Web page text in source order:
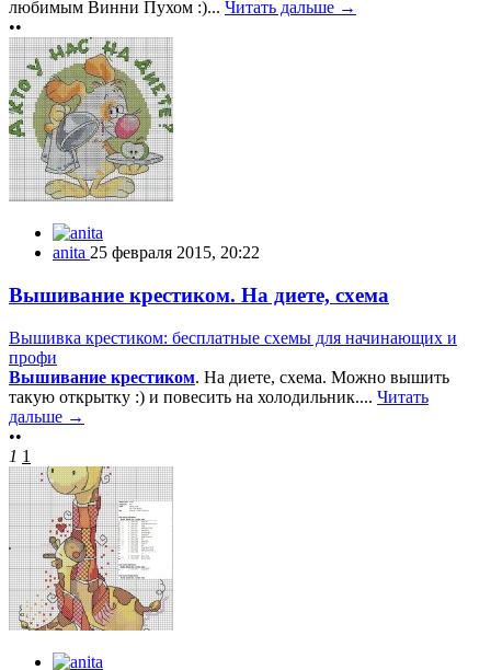
любимым Винни Пухом :)... Читать дальше →
••
anita 25 февраля 2015, 20:22
Вышивание крестиком. На диете, схема
Вышивка крестиком: бесплатные схемы для начинающих и
профи
Вышивание крестиком. На диете, схема. Можно вышить
такую открытку :) и повесить на холодильник.... Читать
дальше →
••
1 1